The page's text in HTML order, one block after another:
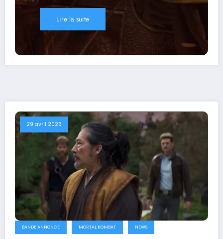
Lire la suite
29 avril 2026
BANDE ANNONCE MORTAL KOMBAT NEWS